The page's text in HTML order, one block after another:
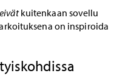
eivätkuitenkaan sovellu
on inspiroida